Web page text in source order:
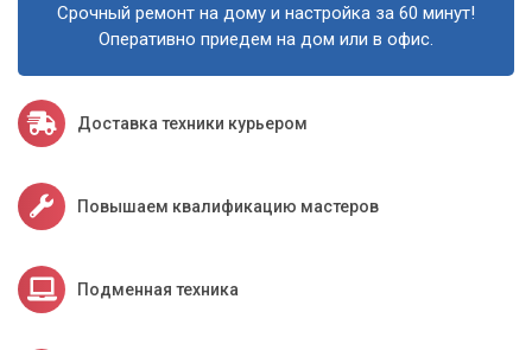
Срочный ремонт на дому и настройка за 60 минут!
Оперативно приедем на дом или в офис.
Доставка техники курьером
Повышаем квалификацию мастеров
Подменная техника